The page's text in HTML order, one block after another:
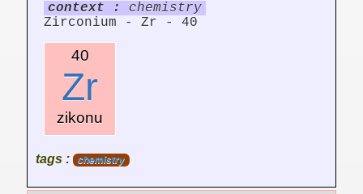
context :
chemistry
Zirconium - Zr - 40
40
Zr
zikonu
tags : chemistry